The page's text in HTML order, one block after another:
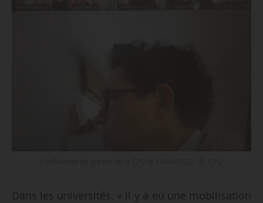
Dans les universités, « il y a eu une mobilisation